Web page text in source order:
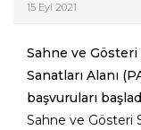
15 Eyl 2021
Sahne ve Gösteri
Sanatları Alanı
başvuruları
Sahne ve Gösteri